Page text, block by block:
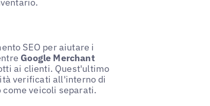
SEO per aiutare i
Google Merchant
ai clienti. Quest'ultimo
verificati all'interno di
come veicoli separati.